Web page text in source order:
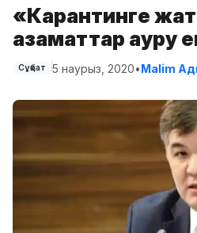
«Карантинге
азаматтар ауру
Сұқбат 5 наурыз, 2020•Malim